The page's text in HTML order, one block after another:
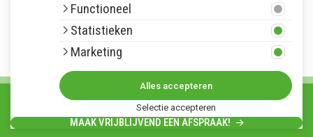
Postmus merken
MAAK VRIJBLIJVEND EEN AFSPRAAK!
© Copyright 2026. Alle rechten voorbehouden Postmus.nl - Het buitenleven •
Algemene voorwaarden•Privacy statement•Sitemap
Functioneel
Statistieken
Marketing
Selectie accepteren
Alles accepteren